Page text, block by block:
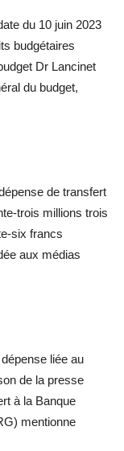
du 10 juin 2023
budgétaires
Dr Lancinet
du budget,
de transfert
trois millions trois
six francs
aux médias
liée au
de la presse
à la Banque
mentionne